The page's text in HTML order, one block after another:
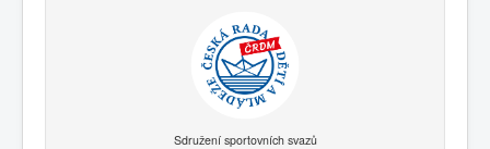
Sdružení sportovních svazů